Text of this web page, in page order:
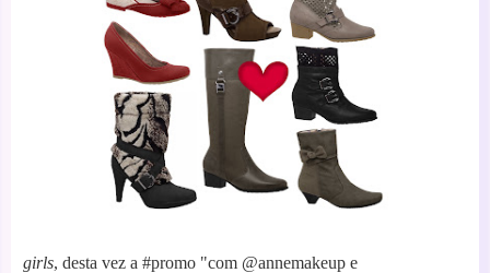
girls, desta vez a #promo "com @annemakeup e